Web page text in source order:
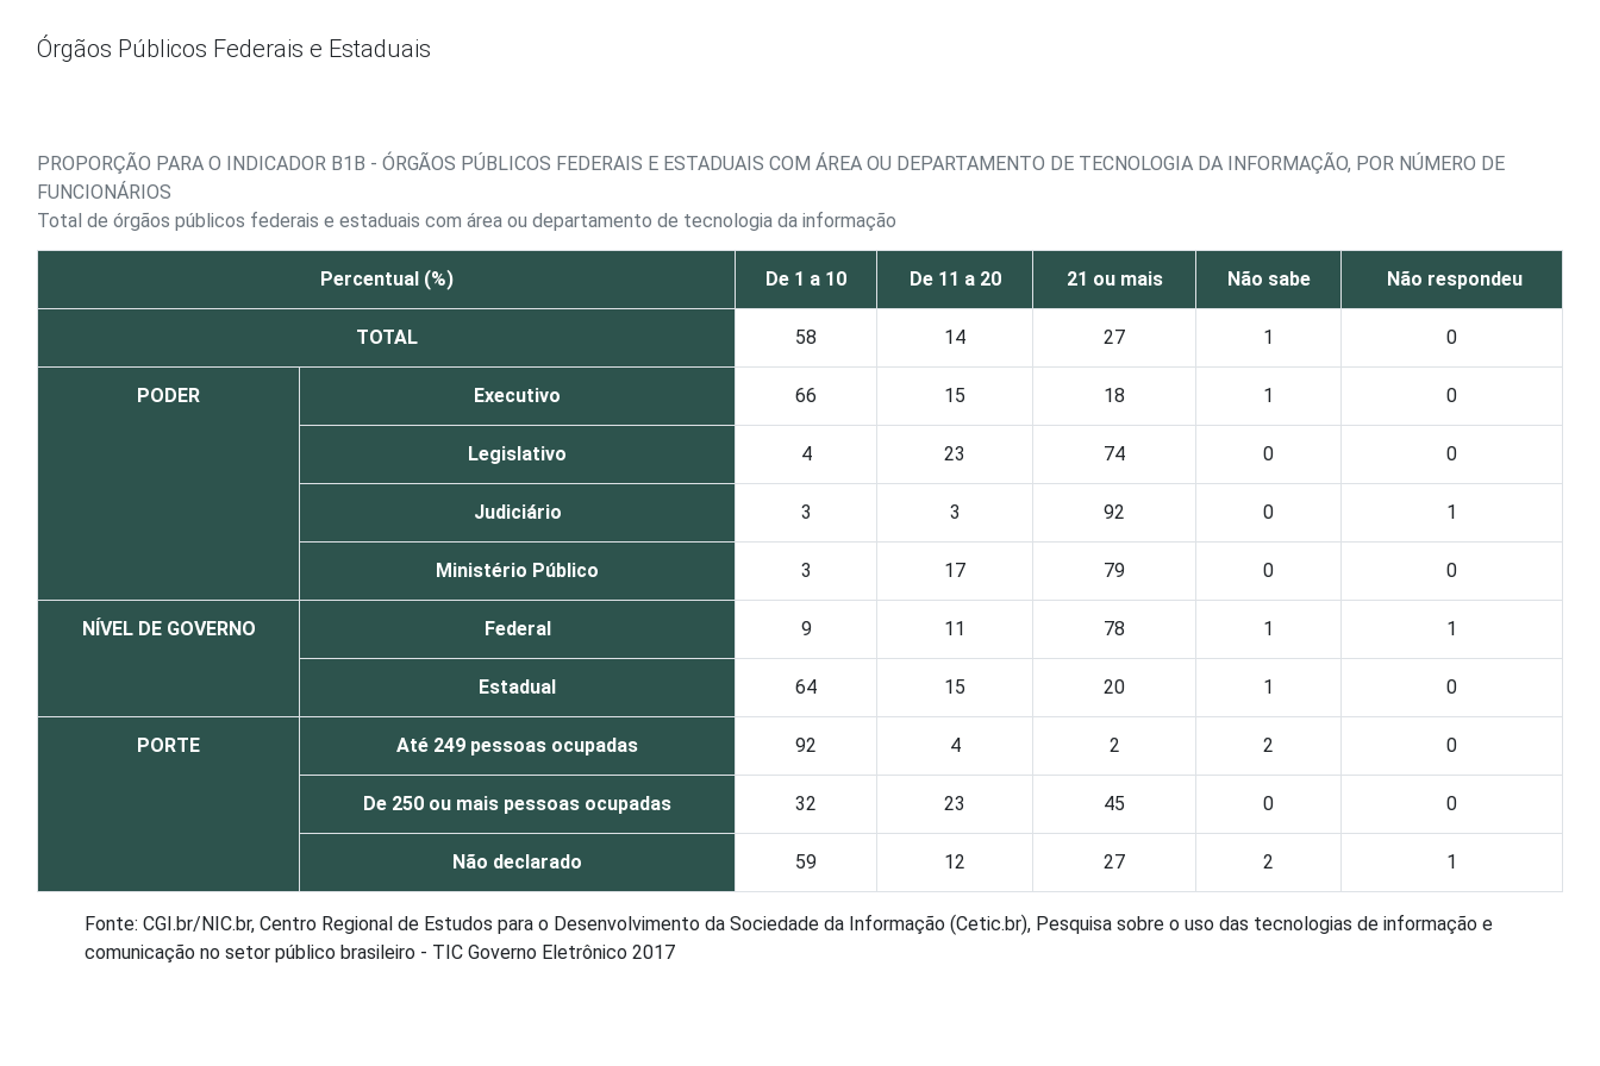
Órgãos Públicos Federais e Estaduais
PROPORÇÃO PARA O INDICADOR B1B - ÓRGÃOS PÚBLICOS FEDERAIS E ESTADUAIS COM ÁREA OU DEPARTAMENTO DE TECNOLOGIA DA INFORMAÇÃO, POR NÚMERO DE
FUNCIONÁRIOS
Total de órgãos públicos federais e estaduais com área ou departamento de tecnologia da informação
Percentual (%) De 1 a 10 De 11 a 20 21 ou mais Não sabe Não respondeu
TOTAL 58 14 27 1 0
PODER Executivo 66 15 18 1 0
Legislativo 4 23 74 0 0
Judiciário 3 3 92 0 1
Ministério Público 3 17 79 0 0
NÍVEL DE GOVERNO Federal 9 11 78 1 1
Estadual 64 15 20 1 0
PORTE Até 249 pessoas ocupadas 92 4 2 2 0
De 250 ou mais pessoas ocupadas 32 23 45 0 0
Não declarado 59 12 27 2 1
Fonte: CGI.br/NIC.br, Centro Regional de Estudos para o Desenvolvimento da Sociedade da Informação (Cetic.br), Pesquisa sobre o uso das tecnologias de informação e
comunicação no setor público brasileiro - TIC Governo Eletrônico 2017